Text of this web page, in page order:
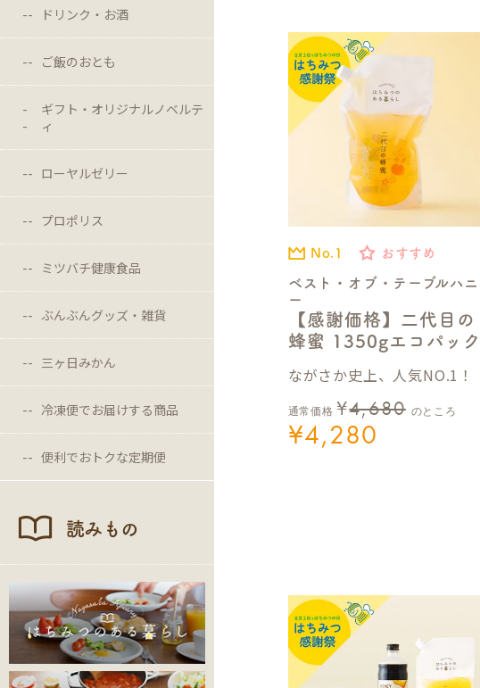
ドリンク・お酒
ご飯のおとも
ギフト・オリジナルノベルテ
ィ
ローヤルゼリー
プロポリス
ミツバチ健康食品
ぶんぶんグッズ・雑貨
三ヶ日みかん
冷凍便でお届けする商品
便利でおトクな定期便
読みもの
No.1 おすすめ
ベスト・オブ・テーブルハニ
ー
【感謝価格】二代目の
蜂蜜 1350gエコパック
ながさか史上、人気NO.1！
通常価格 ¥4,680 のところ
¥4,280